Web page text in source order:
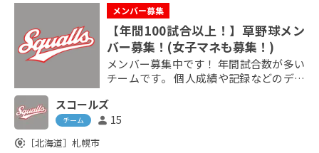
メンバー募集
【年間100試合以上！】草野球メン
バー募集！(女子マネも募集！)
メンバー募集中です！ 年間試合数が多い
チームです。 個人成績や記録などのデー
囲気をなるべく分かりやすく知っていた
だくため、かなりの長文で細かく書いて
スコールズ
チーム person 15
share_location ［北海道］ 札幌市